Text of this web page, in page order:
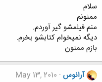
سلام
ممنونم
منم فیلمشو گیر آوردم.
دیگه نمیخوام کتابشو بخرم.
بازم ممنون
آرانوس May 13, 2010